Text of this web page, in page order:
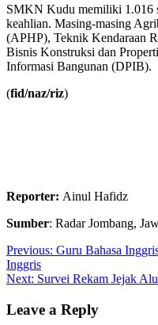
SMKN Kudu memiliki 1.016
keahlian. Masing-masing
(APHP), Teknik Kendaraan
Bisnis Konstruksi dan
Informasi Bangunan (DPIB).
(fid/naz/riz)
Reporter: Ainul Hafidz
Sumber: Radar Jombang,
Post
navigation
Previous: Guru Bahasa
Inggris
Next: Survei Rekam Jejak
Leave a Reply